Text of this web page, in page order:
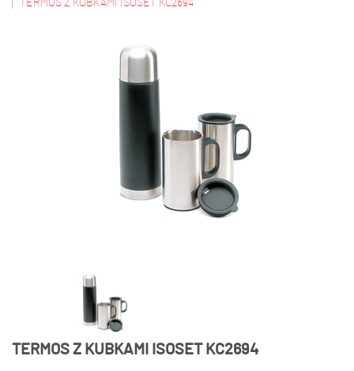
TERMOS Z KUBKAMI ISOSET KC2694
TERMOS Z KUBKAMI ISOSET KC2694